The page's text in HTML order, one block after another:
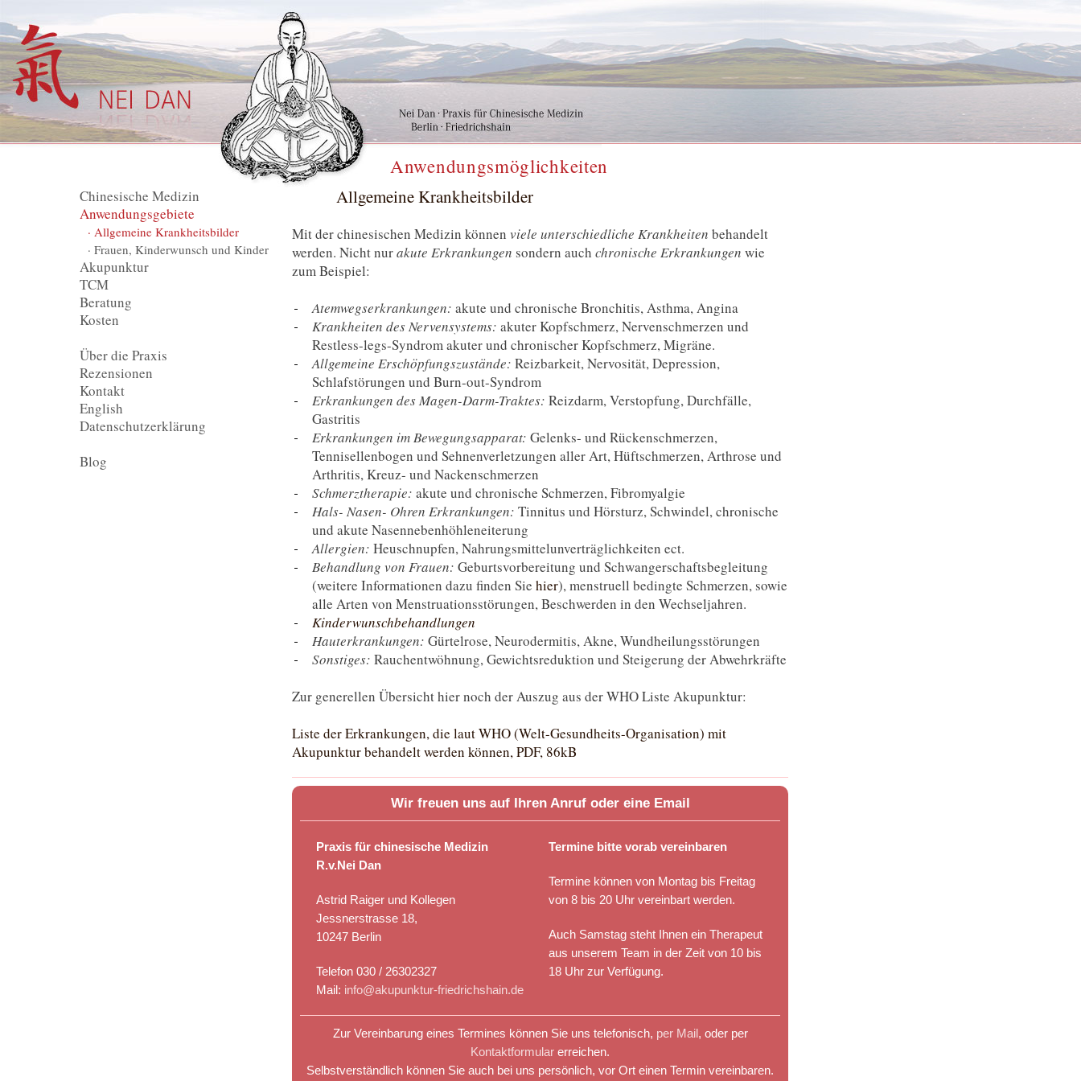
Chinesische Medizin
Anwendungsgebiete
· Allgemeine Krankheitsbilder
· Frauen, Kinderwunsch und Kinder
Akupunktur
TCM
Beratung
Kosten
Über die Praxis
Rezensionen
Kontakt
English
Datenschutzerklärung
Blog
Anwendungsmöglichkeiten
Allgemeine Krankheitsbilder
Mit der chinesischen Medizin können viele unterschiedliche Krankheiten behandelt
werden. Nicht nurakute Erkrankungen sondern auch chronische Erkrankungen wie
zum Beispiel:
Atemwegserkrankungen: akute und chronische Bronchitis, Asthma, Angina
Krankheiten des Nervensystems: akuter Kopfschmerz, Nervenschmerzen und
Restless-legs-Syndrom akuter und chronischer Kopfschmerz, Migräne.
Allgemeine Erschöpfungszustände: Reizbarkeit, Nervosität, Depression,
Schlafstörungen und Burn-out-Syndrom
Erkrankungen des Magen-Darm-Traktes: Reizdarm, Verstopfung, Durchfälle,
Gastritis
Erkrankungen im Bewegungsapparat: Gelenks- und Rückenschmerzen,
Tennisellenbogen und Sehnenverletzungen aller Art, Hüftschmerzen, Arthrose und
Arthritis, Kreuz- und Nackenschmerzen
Schmerztherapie: akute und chronische Schmerzen, Fibromyalgie
Hals- Nasen- Ohren Erkrankungen: Tinnitus und Hörsturz, Schwindel, chronische
und akute Nasennebenhöhleneiterung
Allergien: Heuschnupfen, Nahrungsmittelunverträglichkeiten ect.
Behandlung von Frauen: Geburtsvorbereitung und Schwangerschaftsbegleitung
(weitere Informationen dazu finden Sie hier), menstruell bedingte Schmerzen, sowie
alle Arten von Menstruationsstörungen, Beschwerden in den Wechseljahren.
Kinderwunschbehandlungen
Hauterkrankungen: Gürtelrose, Neurodermitis, Akne, Wundheilungsstörungen
Sonstiges: Rauchentwöhnung, Gewichtsreduktion und Steigerung der Abwehrkräfte
Zur generellen Übersicht hier noch der Auszug aus der WHO Liste Akupunktur:
Liste der Erkrankungen, die laut WHO (Welt-Gesundheits-Organisation) mit
Akupunktur behandelt werden können, PDF, 86kB
Wir freuen uns auf Ihren Anruf oder eine Email
Praxis für chinesische Medizin
R.v.Nei Dan
Astrid Raiger und Kollegen
Jessnerstrasse 18,
10247 Berlin
Telefon 030 / 26302327
Mail: info@akupunktur-friedrichshain.de
Termine bitte vorab vereinbaren
Termine können von Montag bis Freitag
von 8 bis 20 Uhr vereinbart werden.
Auch Samstag steht Ihnen ein Therapeut
aus unserem Team in der Zeit von 10 bis
18 Uhr zur Verfügung.
Zur Vereinbarung eines Termines können Sie uns telefonisch, per Mail, oder per
Kontaktformular erreichen.
Selbstverständlich können Sie auch bei uns persönlich, vor Ort einen Termin vereinbaren.